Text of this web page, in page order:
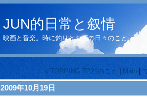
JUN的日常と叙情
映画と音楽。時に釣りとお酒の日々のこと。
« TOPPING TP21のこと Main|
2009年10月19日